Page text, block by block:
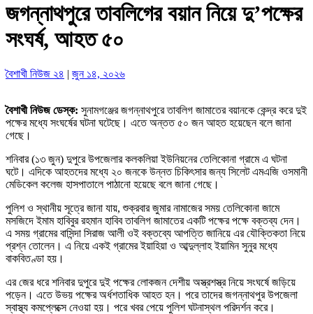
জগন্নাথপুরে তাবলিগের বয়ান নিয়ে দু’পক্ষের
সংঘর্ষ, আহত ৫০
বৈশাখী নিউজ ২৪ | জুন ১৪, ২০২৬
বৈশাখী নিউজ ডেস্ক: সুনামগঞ্জের জগন্নাথপুরে তাবলিগ জামাতের বয়ানকে কেন্দ্র করে দুই
পক্ষের মধ্যে সংঘর্ষের ঘটনা ঘটেছে। এতে অন্তত ৫০ জন আহত হয়েছেন বলে জানা
গেছে।
শনিবার (১৩ জুন) দুপুরে উপজেলার কলকলিয়া ইউনিয়নের তেলিকোনা গ্রামে এ ঘটনা
ঘটে। এদিকে আহতদের মধ্যে ২০ জনকে উন্নত চিকিৎসার জন্য সিলেট এমএজি ওসমানী
মেডিকেল কলেজ হাসপাতালে পাঠানো হয়েছে বলে জানা গেছে।
পুলিশ ও স্থানীয় সূত্রে জানা যায়, শুক্রবার জুমার নামাজের সময় তেলিকোনা জামে
মসজিদে ইমাম হাবিবুর রহমান হাবিব তাবলিগ জামাতের একটি পক্ষের পক্ষে বক্তব্য দেন।
এ সময় গ্রামের বাসিন্দা সিরাজ আলী ওই বক্তব্যে আপত্তি জানিয়ে এর যৌক্তিকতা নিয়ে
প্রশ্ন তোলেন। এ নিয়ে একই গ্রামের ইয়াহিয়া ও আব্দুল্লাহ ইয়ামিন সুনুর মধ্যে
বাকবিতণ্ডা হয়।
এর জের ধরে শনিবার দুপুরে দুই পক্ষের লোকজন দেশীয় অস্ত্রশস্ত্র নিয়ে সংঘর্ষে জড়িয়ে
পড়েন। এতে উভয় পক্ষের অর্ধশতাধিক আহত হন। পরে তাদের জগন্নাথপুর উপজেলা
স্বাস্থ্য কমপ্লেক্সে নেওয়া হয়। পরে খবর পেয়ে পুলিশ ঘটনাস্থল পরিদর্শন করে।